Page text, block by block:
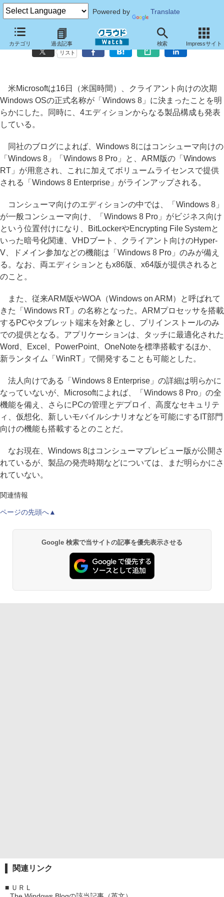
Powered by Translate
カテゴリ 過去記事 検索 Impressサイト
「Windows 8」が正式名称に、4つの製品エディションも発表
リスト
米Microsoftは16日（米国時間）、クライアント向けの次期
Windows OSの正式名称が「Windows 8」に決まったことを明
らかにした。同時に、4エディションからなる製品構成も発表
している。
同社のブログによれば、Windows 8にはコンシューマ向けの
「Windows 8」「Windows 8 Pro」と、ARM版の「Windows
RT」が用意され、これに加えてボリュームライセンスで提供
される「Windows 8 Enterprise」がラインアップされる。
コンシューマ向けのエディションの中では、「Windows 8」
が一般コンシューマ向け、「Windows 8 Pro」がビジネス向け
という位置付けになり、BitLockerやEncrypting File Systemと
いった暗号化関連、VHDブート、クライアント向けのHyper-
V、ドメイン参加などの機能は「Windows 8 Pro」のみが備え
る。なお、両エディションともx86版、x64版が提供されると
のこと。
また、従来ARM版やWOA（Windows on ARM）と呼ばれて
きた「Windows RT」の名称となった。ARMプロセッサを搭載
するPCやタブレット端末を対象とし、プリインストールのみ
での提供となる。アプリケーションは、タッチに最適化された
Word、Excel、PowerPoint、OneNoteを標準搭載するほか、
新ランタイム「WinRT」で開発することも可能とした。
法人向けである「Windows 8 Enterprise」の詳細は明らかに
なっていないが、Microsoftによれば、「Windows 8 Pro」の全
機能を備え、さらにPCの管理とデプロイ、高度なセキュリテ
ィ、仮想化、新しいモバイルシナリオなどを可能にするIT部門
向けの機能も搭載するとのことだ。
なお現在、Windows 8はコンシューマプレビュー版が公開さ
れているが、製品の発売時期などについては、まだ明らかにさ
れていない。
関連情報
ページの先頭へ▲
Google 検索で当サイトの記事を優先表示させる
関連リンク
■ ＵＲＬ